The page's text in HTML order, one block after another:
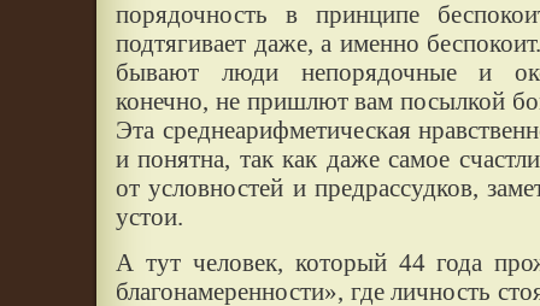
порядочность в принципе
подтягивает даже, а именно
бывают люди непорядочные и
конечно, не пришлют вам посылкой
Эта среднеарифметическая
и понятна, так как даже самое
от условностей и предрассудков,
устои.
А тут человек, который 44 года
благонамеренности», где личность